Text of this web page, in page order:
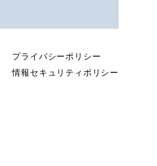
プライバシーポリシー
情報セキュリティポリシー